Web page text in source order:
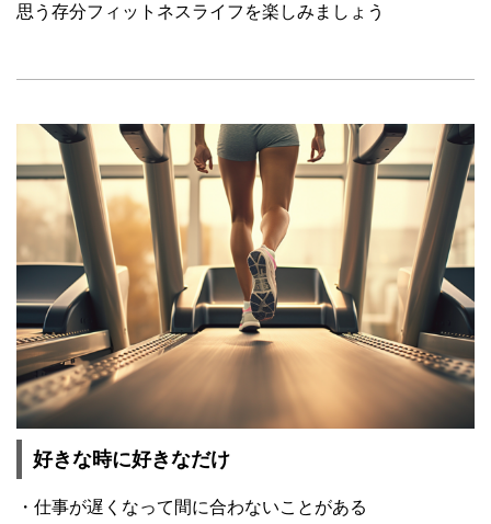
思う存分フィットネスライフを楽しみましょう
好きな時に好きなだけ
仕事が遅くなって間に合わないことがある